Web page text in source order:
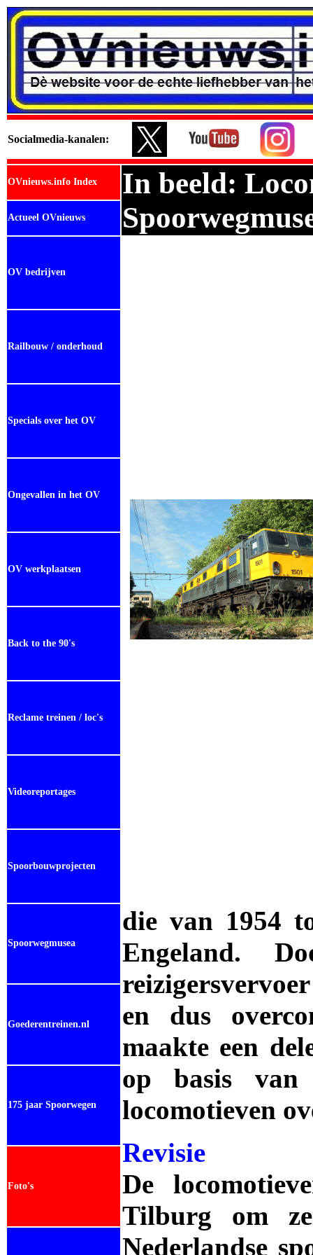
Socialmedia-kanalen:
OVnieuws.info Index
In beeld:
Actueel OVnieuws
OV bedrijven
Railbouw / onderhoud
Specials over het OV
Ongevallen in het OV
OV werkplaatsen
Back to the 90's
Reclame treinen / loc's
Videoreportages
Spoorbouwprojecten
Spoorwegmusea
die van 1954
Engeland.
en dus
maakte een
op basis van
locomotieven
Revisie
De
Tilburg om
Nederlandse
Goederentreinen.nl
175 jaar Spoorwegen
Foto's